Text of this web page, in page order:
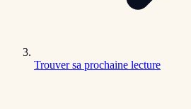
Trouver sa prochaine lecture